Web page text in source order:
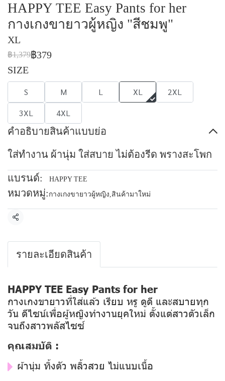
HAPPY TEE Easy Pants for her
กางเกงขายาวผู้หญิง "สีชมพู"
XL
฿1,379฿379
SIZE
S M L XL
2XL
3XL
4XL
คำอธิบายสินค้าแบบย่อ
ใส่ทำงาน ผ้านุ่ม ใส่สบาย ไม่ต้องรีด พรางสะโพก
แบรนด์: HAPPY TEE
หมวดหมู่: กางเกงขายาวผู้หญิง,สินค้ามาใหม่
แชร์
รายละเอียดสินค้า
HAPPY TEE Easy Pants for her
กางเกงขายาวที่ใส่แล้ว เรียบ หรู ดูดี และสบายทุก
วัน ดีไซน์เพื่อผู้หญิงทำงานยุคใหม่ ตั้งแต่สาวตัวเล็ก
จนถึงสาวพลัสไซซ์
คุณสมบัติ :
ผ้านุ่ม ทิ้งตัว พลิ้วสวย ไม่แนบเนื้อ